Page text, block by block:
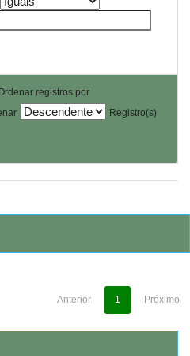
registros por
Registro(s)
Anterior 1 Próximo